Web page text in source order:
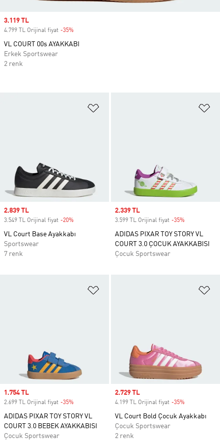
Sale price
2.839 TL
3.549 TL Orijinal fiyat -20%
VL Court Base Ayakkabı
Sportswear
7 renk
Sale price
2.339 TL
3.599 TL Orijinal fiyat -35%
ADIDAS PIXAR TOY STORY VL
COURT 3.0 ÇOCUK AYAKKABISI
Çocuk Sportswear
Sale price
1.754 TL
2.699 TL Orijinal fiyat -35%
ADIDAS PIXAR TOY STORY VL
COURT 3.0 BEBEK AYAKKABISI
Çocuk Sportswear
Sale price
2.729 TL
4.199 TL Orijinal fiyat -35%
VL Court Bold Çocuk Ayakkabı
Çocuk Sportswear
2 renk
Sale price
3.119 TL
4.799 TL Orijinal fiyat -35%
VL COURT 00s AYAKKABI
Erkek Sportswear
2 renk